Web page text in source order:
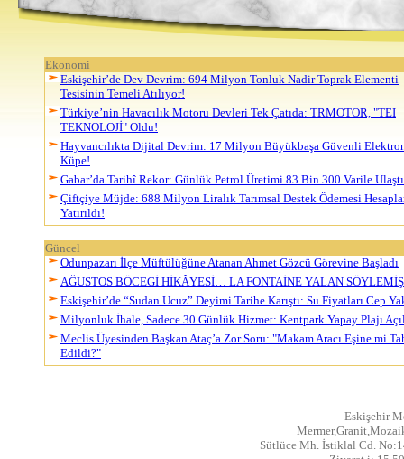
Ekonomi
Eskişehir’de Dev Devrim: 694 Milyon Tonluk Nadir Toprak Elementi
Tesisinin Temeli Atılıyor!
Türkiye’nin Havacılık Motoru Devleri Tek Çatıda: TRMOTOR, "TEI
TEKNOLOJİ" Oldu!
Hayvancılıkta Dijital Devrim: 17 Milyon Büyükbaşa Güvenli
Küpe!
Gabar’da Tarihî Rekor: Günlük Petrol Üretimi 83 Bin 300 Varile
Çiftçiye Müjde: 688 Milyon Liralık Tarımsal Destek Ödemesi
Yatırıldı!
Güncel
Odunpazarı İlçe Müftülüğüne Atanan Ahmet Gözcü Görevine Başladı
AĞUSTOS BÖCEGİ HİKÂYESİ… LA FONTAİNE YALAN
Eskişehir’de “Sudan Ucuz” Deyimi Tarihe Karıştı: Su Fiyatları Cep
Milyonluk İhale, Sadece 30 Günlük Hizmet: Kentpark Yapay Plajı
Meclis Üyesinden Başkan Ataç’a Zor Soru: "Makam Aracı Eşine mi
Edildi?"
Eskişehir
Sütlüce Mh. İstiklal Cd.